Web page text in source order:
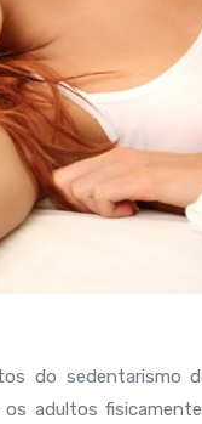
do sedentarismo
adultos